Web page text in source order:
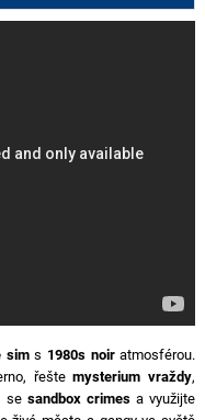
sims 1980s noiratmosférou.
řeštemysterium vraždy,
se sandbox crimesa využijte